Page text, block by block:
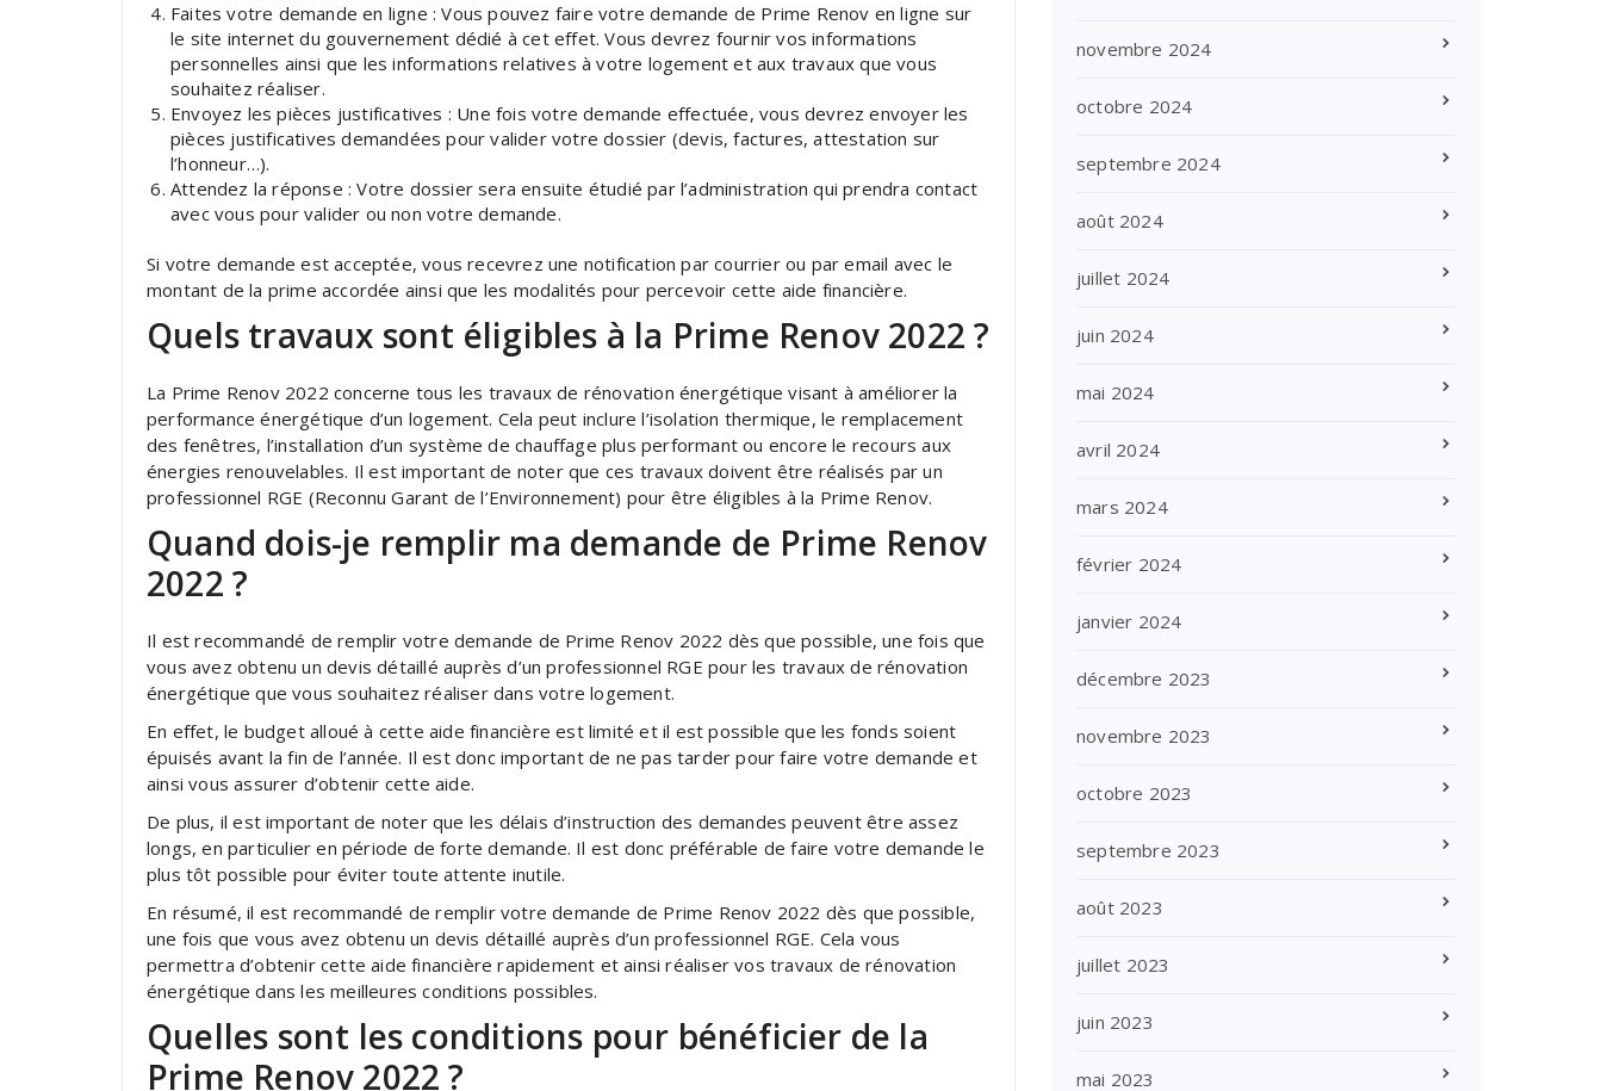
Faites votre demande en ligne : Vous pouvez faire votre demande de Prime Renov en ligne sur
le site internet du gouvernement dédié à cet effet. Vous devrez fournir vos informations
personnelles ainsi que les informations relatives à votre logement et aux travaux que vous
souhaitez réaliser.
Envoyez les pièces justificatives : Une fois votre demande effectuée, vous devrez envoyer les
pièces justificatives demandées pour valider votre dossier (devis, factures, attestation sur
l’honneur…).
Attendez la réponse : Votre dossier sera ensuite étudié par l’administration qui prendra contact
avec vous pour valider ou non votre demande.
Si votre demande est acceptée, vous recevrez une notification par courrier ou par email avec le
montant de la prime accordée ainsi que les modalités pour percevoir cette aide financière.
Quels travaux sont éligibles à la Prime Renov 2022 ?
La Prime Renov 2022 concerne tous les travaux de rénovation énergétique visant à améliorer la
performance énergétique d’un logement. Cela peut inclure l’isolation thermique, le remplacement
des fenêtres, l’installation d’un système de chauffage plus performant ou encore le recours aux
énergies renouvelables. Il est important de noter que ces travaux doivent être réalisés par un
professionnel RGE (Reconnu Garant de l’Environnement) pour être éligibles à la Prime Renov.
Quand dois-je remplir ma demande de Prime Renov
2022 ?
Il est recommandé de remplir votre demande de Prime Renov 2022 dès que possible, une fois que
vous avez obtenu un devis détaillé auprès d’un professionnel RGE pour les travaux de rénovation
énergétique que vous souhaitez réaliser dans votre logement.
En effet, le budget alloué à cette aide financière est limité et il est possible que les fonds soient
épuisés avant la fin de l’année. Il est donc important de ne pas tarder pour faire votre demande et
ainsi vous assurer d’obtenir cette aide.
De plus, il est important de noter que les délais d’instruction des demandes peuvent être assez
longs, en particulier en période de forte demande. Il est donc préférable de faire votre demande le
plus tôt possible pour éviter toute attente inutile.
En résumé, il est recommandé de remplir votre demande de Prime Renov 2022 dès que possible,
une fois que vous avez obtenu un devis détaillé auprès d’un professionnel RGE. Cela vous
permettra d’obtenir cette aide financière rapidement et ainsi réaliser vos travaux de rénovation
énergétique dans les meilleures conditions possibles.
Quelles sont les conditions pour bénéficier de la
Prime Renov 2022 ?
novembre 2024
octobre 2024
septembre 2024
août 2024
juillet 2024
juin 2024
mai 2024
avril 2024
mars 2024
février 2024
janvier 2024
décembre 2023
novembre 2023
octobre 2023
septembre 2023
août 2023
juillet 2023
juin 2023
mai 2023